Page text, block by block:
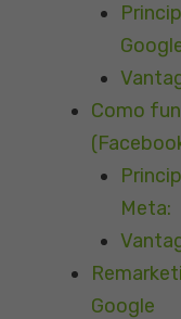
Como
Meta:
Google